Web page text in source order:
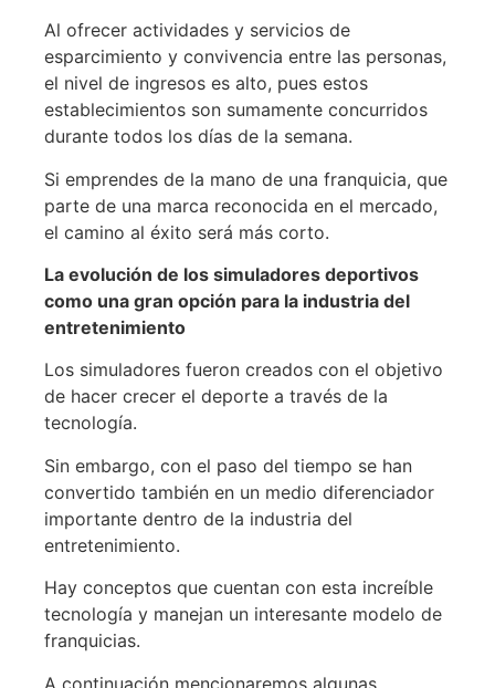
Al ofrecer actividades y servicios de
esparcimiento y convivencia entre las personas,
el nivel de ingresos es alto, pues estos
establecimientos son sumamente concurridos
durante todos los días de la semana.
Si emprendes de la mano de una franquicia, que
parte de una marca reconocida en el mercado,
el camino al éxito será más corto.
La evolución de los simuladores deportivos
como una gran opción para la industria del
entretenimiento
Los simuladores fueron creados con el objetivo
de hacer crecer el deporte a través de la
tecnología.
Sin embargo, con el paso del tiempo se han
convertido también en un medio diferenciador
importante dentro de la industria del
entretenimiento.
Hay conceptos que cuentan con esta increíble
tecnología y manejan un interesante modelo de
franquicias.
A continuación mencionaremos algunas